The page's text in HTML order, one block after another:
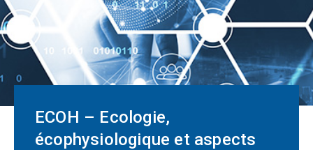
ECOH – Ecologie,
écophysiologique et aspects